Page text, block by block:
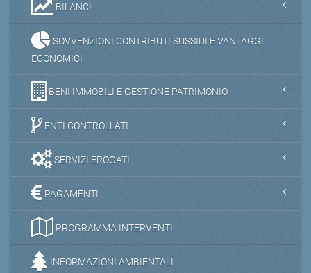
BILANCI
SOVVENZIONI CONTRIBUTI SUSSIDI E VANTAGGI
ECONOMICI
BENI IMMOBILI E GESTIONE PATRIMONIO
ENTI CONTROLLATI
SERVIZI EROGATI
PAGAMENTI
PROGRAMMA INTERVENTI
INFORMAZIONI AMBIENTALI